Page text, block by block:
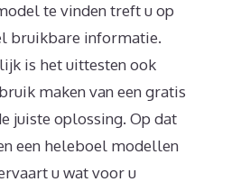
te vinden treft u op
bruikbare informatie.
is het uittesten ook
maken van een gratis
juiste oplossing. Op dat
een heleboel modellen
u wat voor u